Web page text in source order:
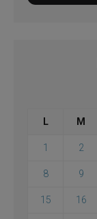
L M
1 2
8 9
15 16